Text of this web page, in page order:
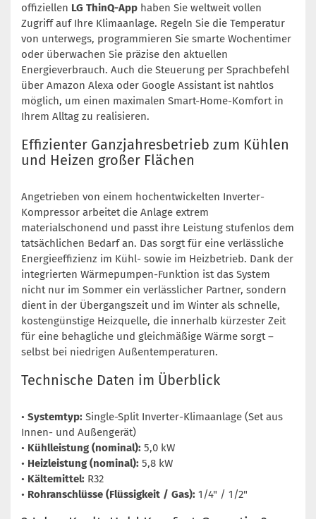
offiziellen LG ThinQ-App haben Sie weltweit vollen
Zugriff auf Ihre Klimaanlage. Regeln Sie die Temperatur
von unterwegs, programmieren Sie smarte Wochentimer
oder überwachen Sie präzise den aktuellen
Energieverbrauch. Auch die Steuerung per Sprachbefehl
über Amazon Alexa oder Google Assistant ist nahtlos
möglich, um einen maximalen Smart-Home-Komfort in
Ihrem Alltag zu realisieren.
Effizienter Ganzjahresbetrieb zum Kühlen
und Heizen großer Flächen
Angetrieben von einem hochentwickelten Inverter-
Kompressor arbeitet die Anlage extrem
materialschonend und passt ihre Leistung stufenlos dem
tatsächlichen Bedarf an. Das sorgt für eine verlässliche
Energieeffizienz im Kühl- sowie im Heizbetrieb. Dank der
integrierten Wärmepumpen-Funktion ist das System
nicht nur im Sommer ein verlässlicher Partner, sondern
dient in der Übergangszeit und im Winter als schnelle,
kostengünstige Heizquelle, die innerhalb kürzester Zeit
für eine behagliche und gleichmäßige Wärme sorgt –
selbst bei niedrigen Außentemperaturen.
Technische Daten im Überblick
• Systemtyp: Single-Split Inverter-Klimaanlage (Set aus
Innen- und Außengerät)
• Kühlleistung (nominal): 5,0 kW
• Heizleistung (nominal): 5,8 kW
• Kältemittel: R32
• Rohranschlüsse (Flüssigkeit / Gas): 1/4" / 1/2"